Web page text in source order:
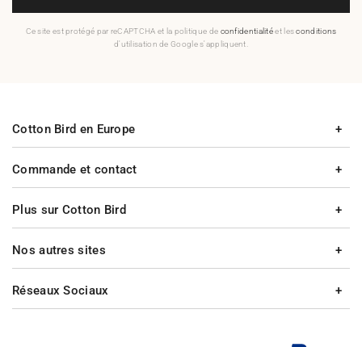
Ce site est protégé par reCAPTCHA et la politique de confidentialitéet lesconditions
d'utilisation de Google s'appliquent.
Commande et contact
Plus sur Cotton Bird
Cotton Bird en Europe
Nos autres sites
Réseaux Sociaux